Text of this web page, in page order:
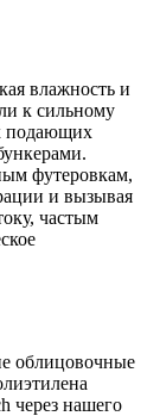
влажность и
к сильному
подающих
футеровкам,
и вызывая
частым
облицовочные
через нашего